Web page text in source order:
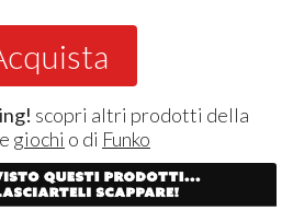
scopri altri prodotti della
giochi o di Funko